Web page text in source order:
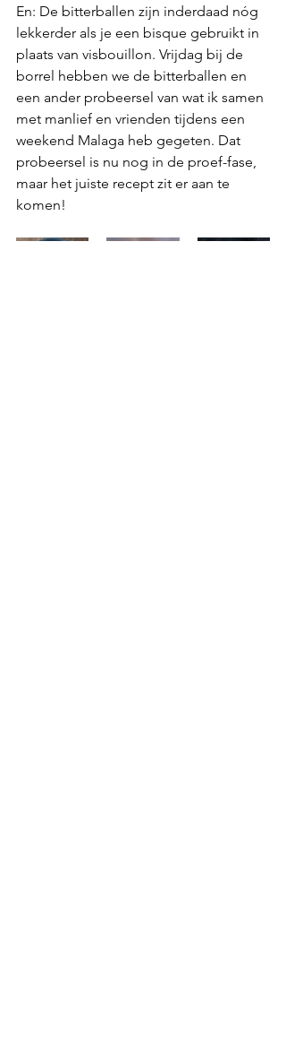
En: De bitterballen zijn inderdaad nóg
lekkerder als je een bisque gebruikt in
plaats van visbouillon. Vrijdag bij de
borrel hebben we de bitterballen en
een ander probeersel van wat ik samen
met manlief en vrienden tijdens een
weekend Malaga heb gegeten. Dat
probeersel is nu nog in de proef-fase,
maar het juiste recept zit er aan te
komen!